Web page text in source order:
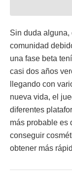
Sin duda alguna,
comunidad
una fase beta
casi dos años
llegando con
nueva vida, el
diferentes
más probable es
conseguir
obtener más